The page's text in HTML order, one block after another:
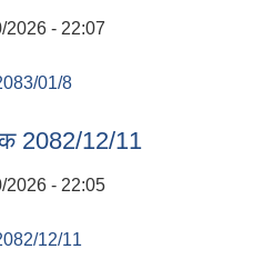
2026 - 22:07
01/8
2082/12/11
2026 - 22:05
12/11